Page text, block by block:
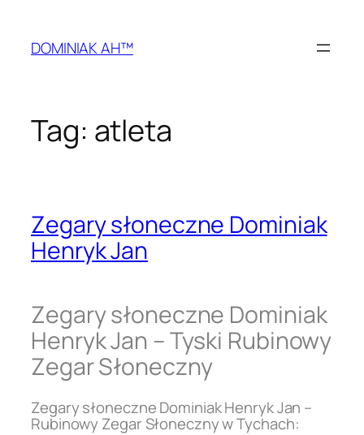
treściDOMINIAK AH™
Tag: atleta
Zegary słoneczne Dominiak
Henryk Jan
Zegary słoneczne Dominiak
Henryk Jan – Tyski Rubinowy
Zegar Słoneczny
Zegary słoneczne Dominiak Henryk Jan –
Rubinowy Zegar Słoneczny w Tychach: